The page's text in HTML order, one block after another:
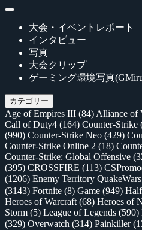
大会・イベントレポート
インタビュー
写真
大会クリップ
ゲーミング環境写真
カテゴリー
Age of Empires III (84) Alliance of
Call of Duty4 (164) Counter-Strike
(990) Counter-Strike Neo (429)
Counter-Strike Online 2 (18)
Counter-Strike: Global Offensive
(395) CROSSFIRE (113)
(1206) Enemy Territory QuakeWars
(3143) Fortnite (8) Game (949)
Heroes of Warcraft (68) Heroes of
Storm (5) League of Legends (590)
(329) Overwatch (314) Painkiller